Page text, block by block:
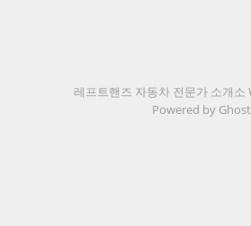
레프트핸즈 자동차 전문가 소개소
Powered by Ghost